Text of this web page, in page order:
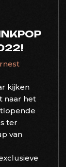
kijken
naar het
ter
van